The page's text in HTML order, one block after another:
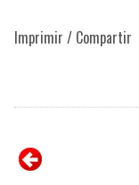
Imprimir / Compartir